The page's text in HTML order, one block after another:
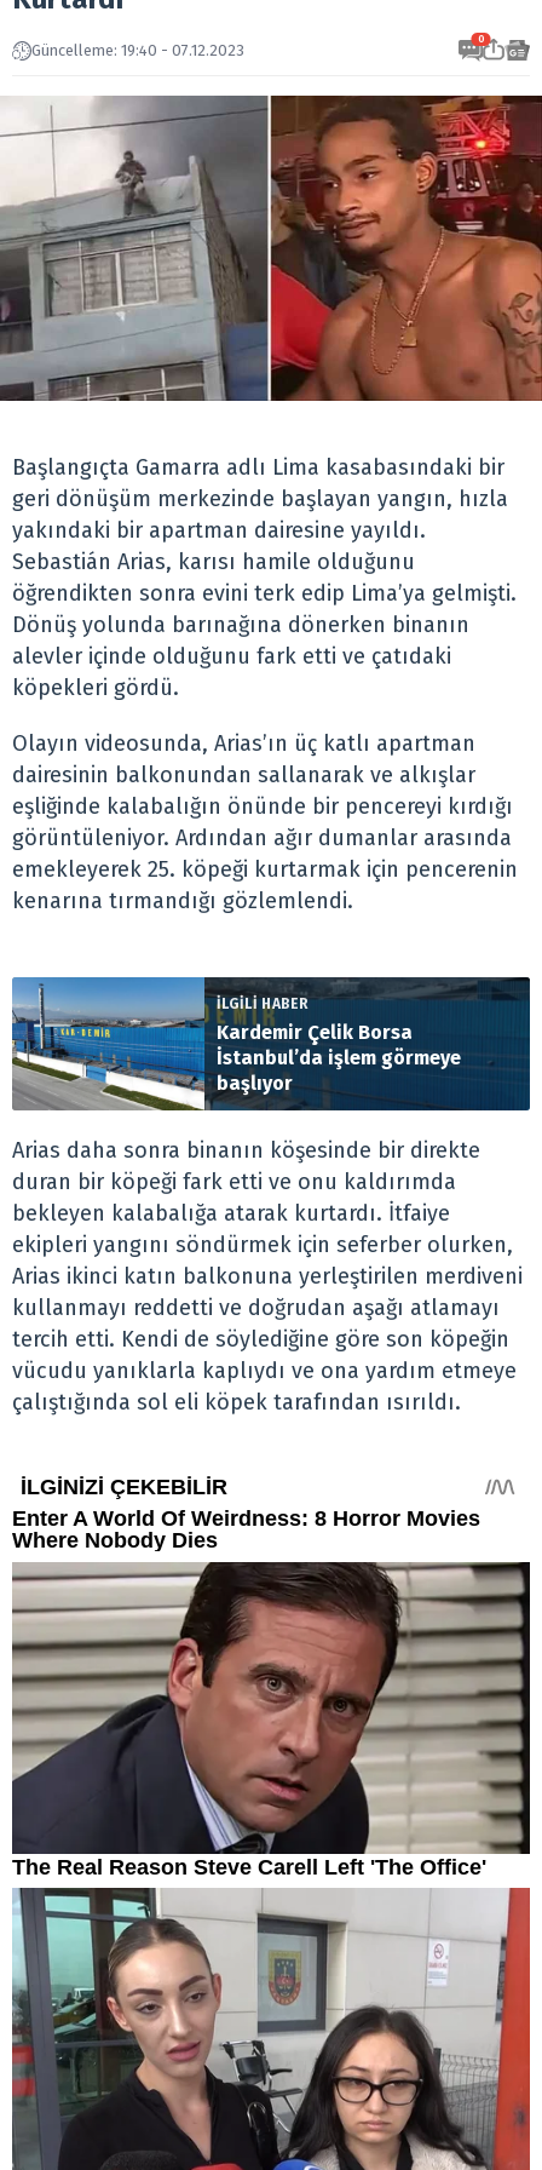
Güncelleme: 19:40 - 07.12.2023
0
Başlangıçta Gamarra adlı Lima kasabasındaki bir
geri dönüşüm merkezinde başlayan yangın, hızla
yakındaki bir apartman dairesine yayıldı.
Sebastián Arias, karısı hamile olduğunu
öğrendikten sonra evini terk edip Lima’ya gelmişti.
Dönüş yolunda barınağına dönerken binanın
alevler içinde olduğunu fark etti ve çatıdaki
köpekleri gördü.
Olayın videosunda, Arias’ın üç katlı apartman
dairesinin balkonundan sallanarak ve alkışlar
eşliğinde kalabalığın önünde bir pencereyi kırdığı
görüntüleniyor. Ardından ağır dumanlar arasında
emekleyerek 25. köpeği kurtarmak için pencerenin
kenarına tırmandığı gözlemlendi.
İLGİLİ HABER
Kardemir Çelik Borsa
İstanbul’da işlem görmeye
başlıyor
Arias daha sonra binanın köşesinde bir direkte
duran bir köpeği fark etti ve onu kaldırımda
bekleyen kalabalığa atarak kurtardı. İtfaiye
ekipleri yangını söndürmek için seferber olurken,
Arias ikinci katın balkonuna yerleştirilen merdiveni
kullanmayı reddetti ve doğrudan aşağı atlamayı
tercih etti. Kendi de söylediğine göre son köpeğin
vücudu yanıklarla kaplıydı ve ona yardım etmeye
çalıştığında sol eli köpek tarafından ısırıldı.